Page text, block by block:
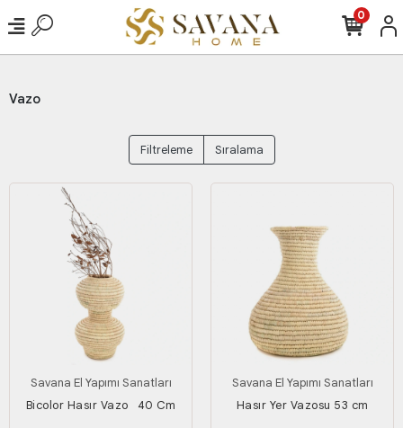
0
Vazo
Filtreleme Sıralama
Savana El Yapımı Sanatları
Bicolor Hasır Vazo_ 40 Cm
Savana El Yapımı Sanatları
Hasır Yer Vazosu 53 cm